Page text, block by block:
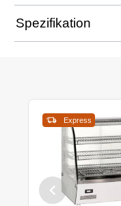
Spezifikation
Express